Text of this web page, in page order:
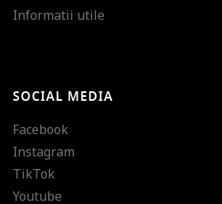
Informatii utile
SOCIAL MEDIA
Facebook
Instagram
TikTok
Youtube